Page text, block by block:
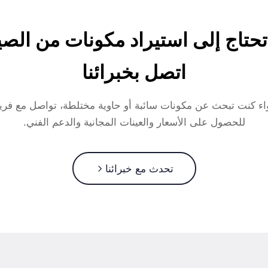
إلى استيراد مكونات من
اتصل بخبرائنا
كنت تبحث عن مكونات سائبة أو حاوية مختلطة، تواصل مع
للحصول على الأسعار والعينات المجانية والدعم الفني.
تحدث مع خبرائنا